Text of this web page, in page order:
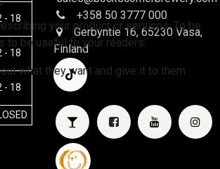
- 18
- 18
- 18
+358 50 3777 000
Gerbyntie 16, 65230 Vasa,
Finland
your product or services. To be
to be useful to your readers.
what they want and give it to them.